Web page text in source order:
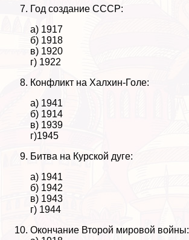
Год создание СССР:
а) 1917
б) 1918
в) 1920
г) 1922
Конфликт на Халхин-Голе:
а) 1941
б) 1914
в) 1939
г)1945
Битва на Курской дуге:
а) 1941
б) 1942
в) 1943
г) 1944
Окончание Второй мировой войны: